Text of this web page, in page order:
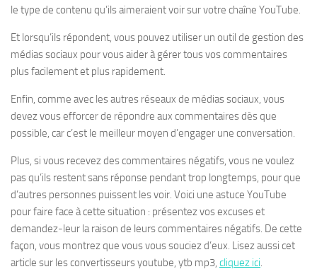
le type de contenu qu’ils aimeraient voir sur votre chaîne YouTube.
Et lorsqu’ils répondent, vous pouvez utiliser un outil de gestion des
médias sociaux pour vous aider à gérer tous vos commentaires
plus facilement et plus rapidement.
Enfin, comme avec les autres réseaux de médias sociaux, vous
devez vous efforcer de répondre aux commentaires dès que
possible, car c’est le meilleur moyen d’engager une conversation.
Plus, si vous recevez des commentaires négatifs, vous ne voulez
pas qu’ils restent sans réponse pendant trop longtemps, pour que
d’autres personnes puissent les voir. Voici une astuce YouTube
pour faire face à cette situation : présentez vos excuses et
demandez-leur la raison de leurs commentaires négatifs. De cette
façon, vous montrez que vous vous souciez d’eux. Lisez aussi cet
article sur les convertisseurs youtube, ytb mp3, cliquez ici.